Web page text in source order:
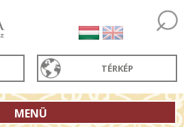
TÉRKÉP
MENÜ